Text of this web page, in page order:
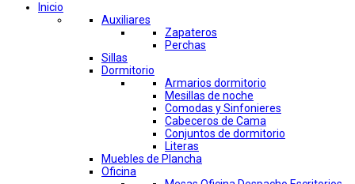
Inicio
Auxiliares
Zapateros
Perchas
Sillas
Dormitorio
Armarios dormitorio
Mesillas de noche
Comodas y Sinfonieres
Cabeceros de Cama
Conjuntos de dormitorio
Literas
Muebles de Plancha
Oficina